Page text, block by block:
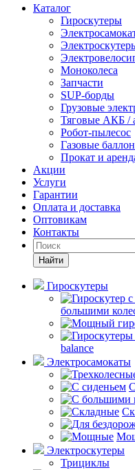
Каталог
Гироскутеры
Моноколеса
Запчасти
SUP-борды
Грузовые
Тяговые АКБ /
Робот-пылесос
Газовые
Прокат и
Акции
Услуги
Гарантии
Оплата и доставка
Оптовикам
Контакты
Найти
Гироскутеры
большими
balance
Электросамокаты
Электроскутеры
Трициклы